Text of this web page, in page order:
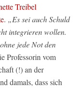
Treibel
. „Es sei auch Schuld
integrieren wollen.
jede Not den
Professorin vom
(!) an der
damals, dass sich